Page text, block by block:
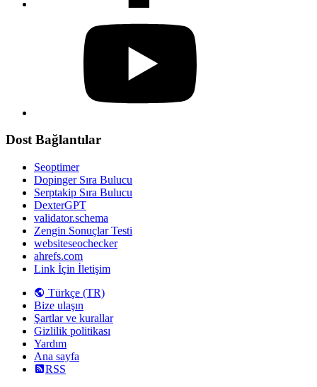
Dost Bağlantılar
Seoptimer
Dopinger Sıra Bulucu
Serptakip Sıra Bulucu
DexterGPT
validator.schema
Zengin Sonuçlar Testi
websiteseochecker
ahrefs.com
Link İçin İletişim
Türkçe (TR)
Bize ulaşın
Şartlar ve kurallar
Gizlilik politikası
Yardım
Ana sayfa
RSS